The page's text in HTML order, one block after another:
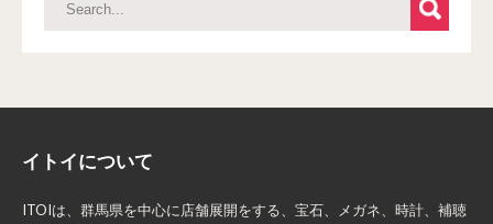
イトイについて
ITOIは、群馬県を中心に店舗展開をする、宝石、メガネ、時計、補聴